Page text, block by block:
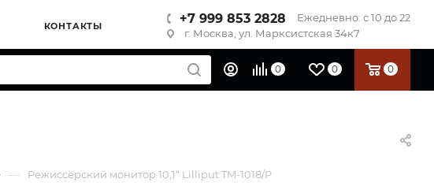
КОНТАКТЫ
+7 999 853 2828
Ежедневно: с 10 до 22
г. Москва, ул. Марксистская 34к7
0 0 0
— Режиссёрский монитор 10,1" Lilliput TM-1018/P